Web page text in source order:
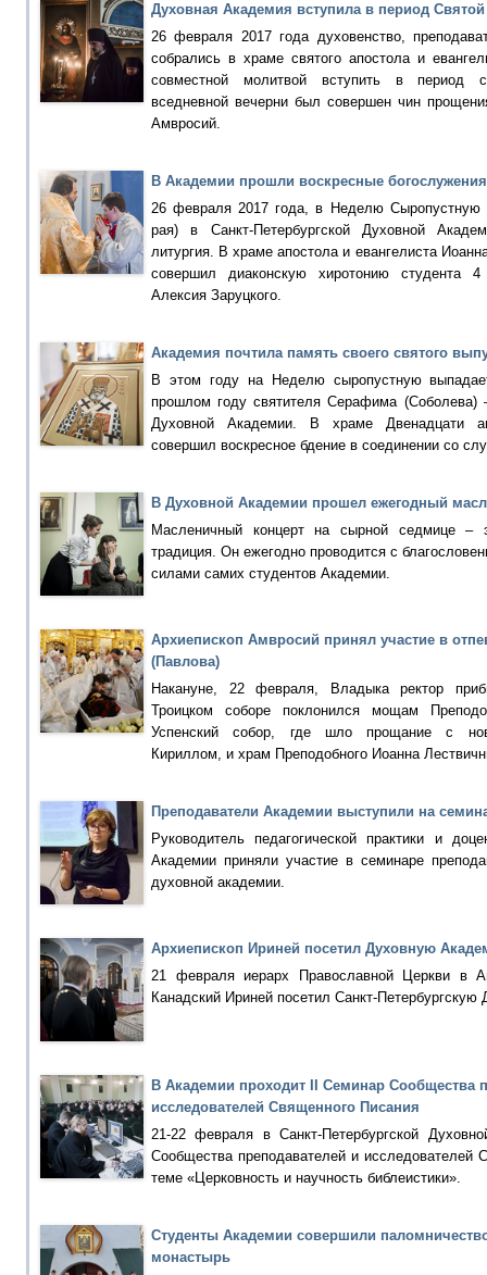
Духовная Академия вступила в период
26 февраля 2017 года духовенство,
собрались в храме святого апостола и
совместной молитвой вступить в период
вседневной вечерни был совершен чин
Амвросий.
В Академии прошли воскресные
26 февраля 2017 года, в Неделю Сыропустную
рая) в Санкт-Петербургской Духовной
литургия. В храме апостола и евангелиста
совершил диаконскую хиротонию студента 4
Алексия Заруцкого.
Академия почтила память своего святого
В этом году на Неделю сыропустную
прошлом году святителя Серафима (Соболева)
Духовной Академии. В храме Двенадцати
совершил воскресное бдение в соединении со
В Духовной Академии прошел ежегодный
Масленичный концерт на сырной седмице –
традиция. Он ежегодно проводится с
силами самих студентов Академии.
Архиепископ Амвросий принял участие в
(Павлова)
Накануне, 22 февраля, Владыка ректор
Троицком соборе поклонился мощам
Успенский собор, где шло прощание с
Кириллом, и храм Преподобного Иоанна
Преподаватели Академии выступили на
Руководитель педагогической практики и
Академии приняли участие в семинаре
духовной академии.
Архиепископ Ириней посетил Духовную
21 февраля иерарх Православной Церкви в
Канадский Ириней посетил Санкт-
В Академии проходит II Семинар Сообщества
исследователей Священного Писания
21-22 февраля в Санкт-Петербургской
Сообщества преподавателей и исследователей
теме «Церковность и научность библеистики».
Студенты Академии совершили
монастырь